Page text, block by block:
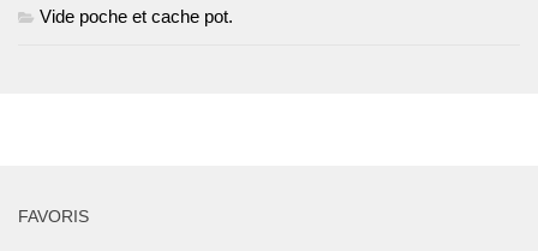
Vide poche et cache pot.
FAVORIS